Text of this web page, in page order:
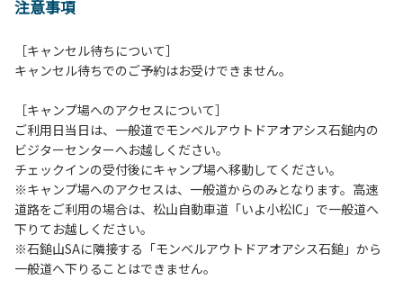
注意事項
［キャンセル待ちについて］
キャンセル待ちでのご予約はお受けできません。
［キャンプ場へのアクセスについて］
ご利用日当日は、一般道でモンベルアウトドアオアシス石鎚内の
ビジターセンターへお越しください。
チェックインの受付後にキャンプ場へ移動してください。
※キャンプ場へのアクセスは、一般道からのみとなります。高速
道路をご利用の場合は、松山自動車道「いよ小松IC」で一般道へ
下りてお越しください。
※石鎚山SAに隣接する「モンベルアウトドアオアシス石鎚」から
一般道へ下りることはできません。